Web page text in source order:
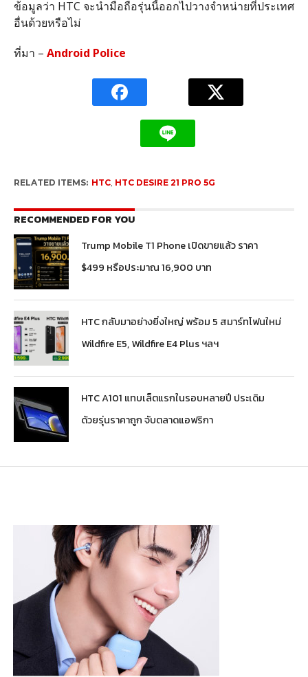
ข้อมูลว่า HTC จะนำมือถือรุ่นนี้ออกไปวางจำหน่ายที่ประเทศ
อื่นด้วยหรือไม่
ที่มา – Android Police
RELATED ITEMS: HTC, HTC DESIRE 21 PRO 5G
RECOMMENDED FOR YOU
Trump Mobile T1 Phone เปิดขายแล้ว ราคา
$499 หรือประมาณ 16,900 บาท
HTC กลับมาอย่างยิ่งใหญ่ พร้อม 5 สมาร์ทโฟนใหม่
Wildfire E5, Wildfire E4 Plus ฯลฯ
HTC A101 แทบเล็ตแรกในรอบหลายปี ประเดิม
ด้วยรุ่นราคาถูก จับตลาดแอฟริกา